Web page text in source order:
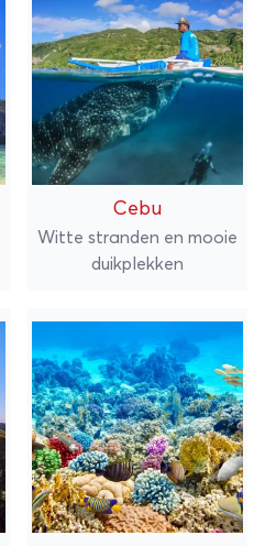
Cebu
Witte stranden en mooie
duikplekken